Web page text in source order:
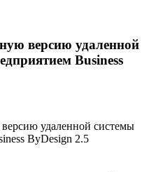
версию удаленной
Business